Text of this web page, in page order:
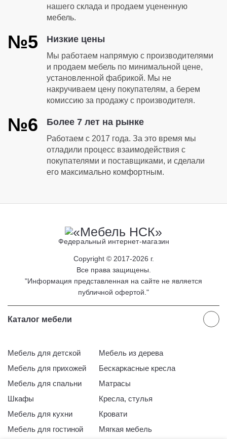
нашего склада и продаем уцененную
мебель.
№5 Низкие цены
Мы работаем напрямую с производителями
и продаем мебель по минимальной цене,
установленной фабрикой. Мы не
накручиваем цену покупателям, а берем
комиссию за продажу с производителя.
№6 Более 7 лет на рынке
Работаем с 2017 года. За это время мы
отладили процесс взаимодействия с
покупателями и поставщиками, и сделали
его максимально комфортным.
Федеральный интернет-магазин
Copyright © 2017-2026 г.
Все права защищены.
"Информация представленная на сайте не является
публичной офертой."
Каталог мебели
Мебель для детской
Мебель для прихожей
Мебель для спальни
Шкафы
Мебель для кухни
Мебель для гостиной
Мебель из дерева
Бескаркасные кресла
Матрасы
Кресла, стулья
Кровати
Мягкая мебель